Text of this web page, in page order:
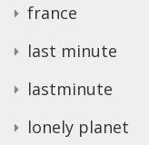
france
last minute
lastminute
lonely planet